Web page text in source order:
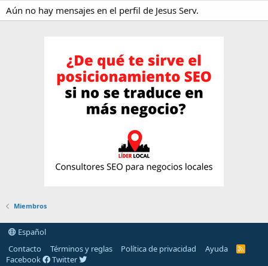
Aún no hay mensajes en el perfil de Jesus Serv.
Miembros
Español
Contacto
Términos y reglas Política de privacidad Ayuda
R
Facebook Twitter